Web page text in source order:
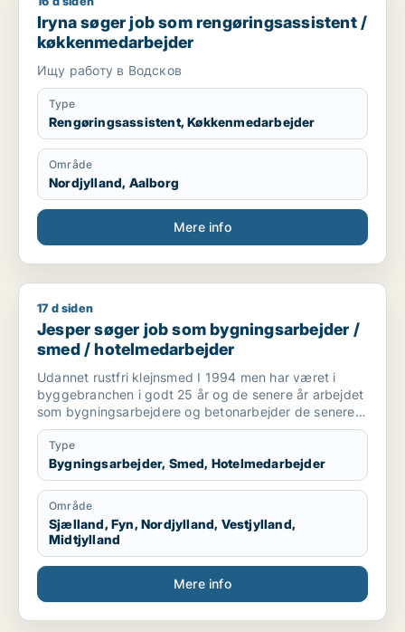
Iryna søger job som rengøringsassistent /
køkkenmedarbejder
Ищу работу в Водсков
Type
Rengøringsassistent, Køkkenmedarbejder
Område
Nordjylland, Aalborg
Mere info
Jesper søger job som bygningsarbejder / smed /
17 d siden
Jesper søger job som bygningsarbejder /
smed / hotelmedarbejder
Udannet rustfri klejnsmed I 1994 men har været i
byggebranchen i godt 25 år og de senere år arbejdet
som bygningsarbejdere og betonarbejder de senere
år som kranfører som jeg er pt.
Type
Bygningsarbejder, Smed, Hotelmedarbejder
Område
Sjælland, Fyn, Nordjylland, Vestjylland,
Midtjylland
Mere info